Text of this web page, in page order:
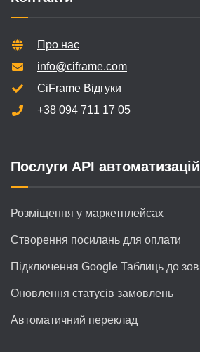
Про нас
info@ciframe.com
CiFrame Відгуки
+38 094 711 17 05
Послуги API автоматизацій
Розміщення у маркетплейсах
Створення посилань для оплати
Підключення Google Таблиць до
Оновлення статусів замовлень
Автоматичний переклад